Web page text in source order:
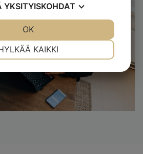
YKSITYISKOHDAT
STATISTIK
KAIKKI
OK